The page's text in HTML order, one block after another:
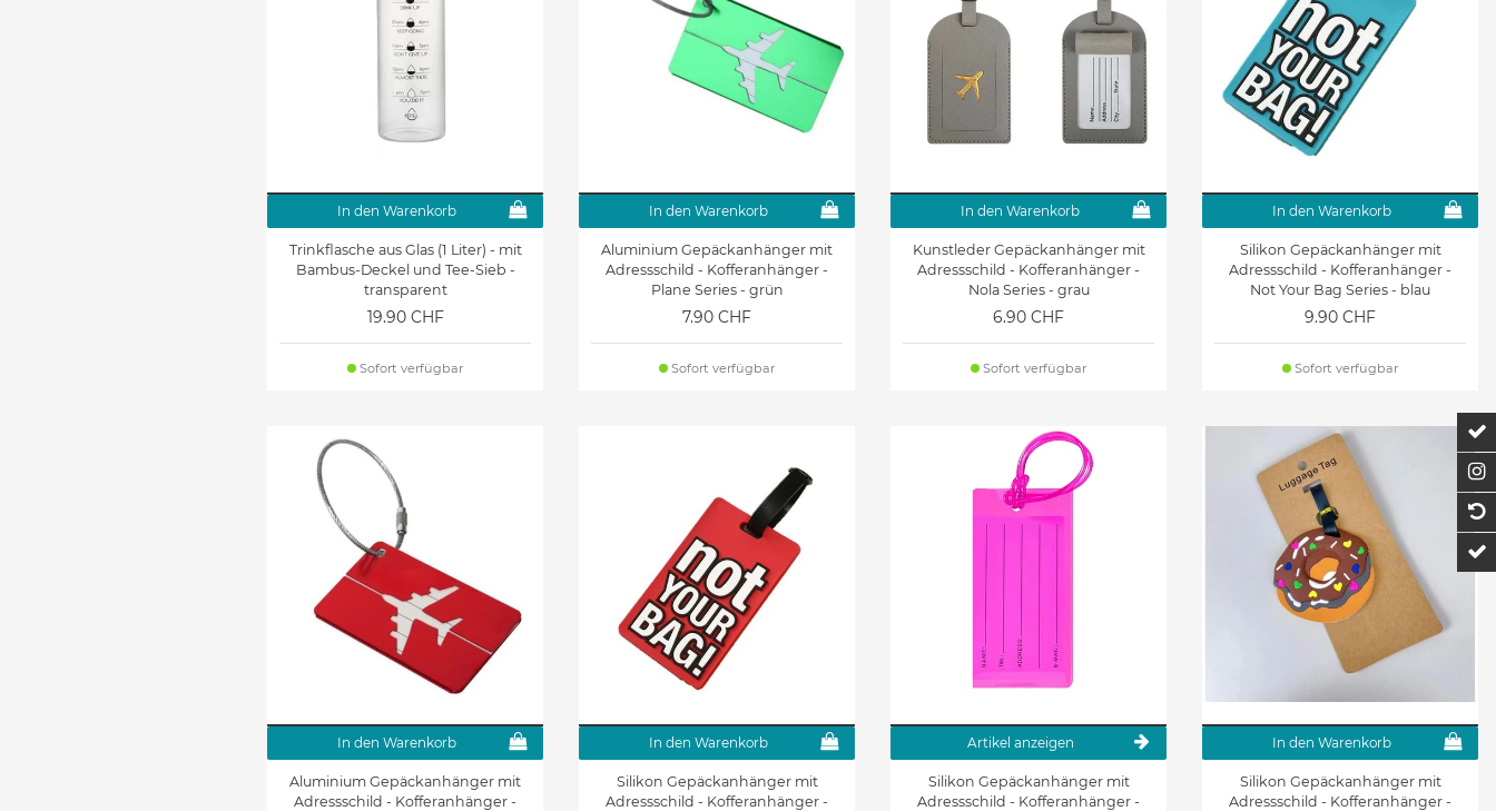
In den Warenkorb
Trinkflasche aus Glas (1 Liter) - mit
Bambus-Deckel und Tee-Sieb -
transparent
19.90 CHF
Sofort verfügbar
In den Warenkorb
Aluminium Gepäckanhänger mit
Adressschild - Kofferanhänger -
Plane Series - grün
7.90 CHF
Sofort verfügbar
In den Warenkorb
Kunstleder Gepäckanhänger mit
Adressschild - Kofferanhänger -
Nola Series - grau
6.90 CHF
Sofort verfügbar
In den Warenkorb
Silikon Gepäckanhänger mit
Adressschild - Kofferanhänger -
Not Your Bag Series - blau
9.90 CHF
Sofort verfügbar
In den Warenkorb
Aluminium Gepäckanhänger mit
Adressschild - Kofferanhänger -
In den Warenkorb
Silikon Gepäckanhänger mit
Adressschild - Kofferanhänger -
Artikel anzeigen
Silikon Gepäckanhänger mit
Adressschild - Kofferanhänger -
In den Warenkorb
Silikon Gepäckanhänger mit
Adressschild - Kofferanhänger -